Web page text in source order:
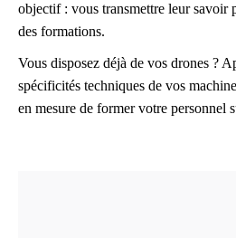
objectif : vous transmettre leur savoir
des formations.
Vous disposez déjà de vos drones ?
spécificités techniques de vos
en mesure de former votre personnel